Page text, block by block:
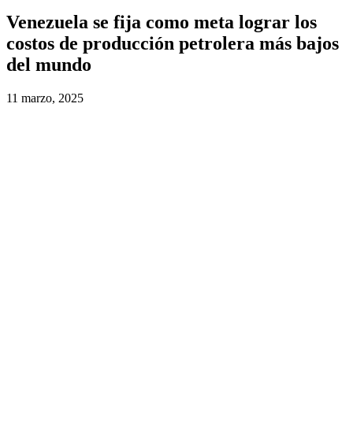
Venezuela se fija como meta lograr los
costos de producción petrolera más bajos
del mundo
11 marzo, 2025